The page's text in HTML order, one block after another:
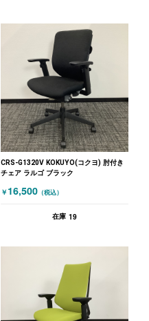
CRS-G1320V KOKUYO(コクヨ) 肘付き
チェア ラルゴ ブラック
￥ 16,500 （税込）
在庫 19